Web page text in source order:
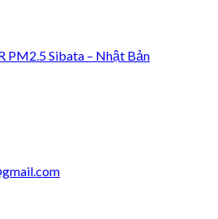
PM2.5 Sibata – Nhật Bản